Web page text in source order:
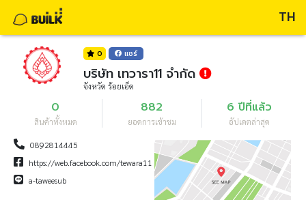
TH
0 แชร์
บริษัท เทวารา11 จำกัด
จังหวัด ร้อยเอ็ด
0
สินค้าทั้งหมด
882
ยอดการเข้าชม
6 ปีที่แล้ว
อัปเดตล่าสุด
0892814445
https://web.facebook.com/tewara11
a-taweesub